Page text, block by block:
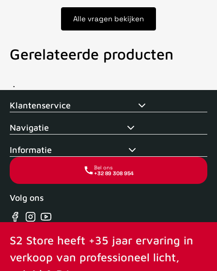
Alle vragen bekijken
Gerelateerde producten
Voor 15uur besteld, zelfde dag verstuurd Echte winkel +35
Klantenservice
Navigatie
Informatie
Bel ons
+32 89 308 954
Volg ons
Facebook
Instagram
YouTube
S2 Store heeft +35 jaar ervaring in
verkoop van professioneel licht,